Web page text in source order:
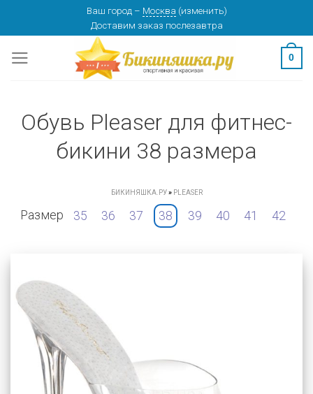
content
Ваш город – Москва (изменить)
Доставим заказ послезавтра
0
Обувь Pleaser для фитнес-
бикини 38 размера
БИКИНЯШКА.РУ» PLEASER
Размер 35 36 37 38 39 40 41 42